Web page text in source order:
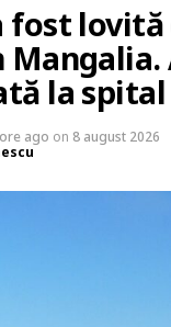
fost
Mangalia.
la spital
ago on 8 august 2026